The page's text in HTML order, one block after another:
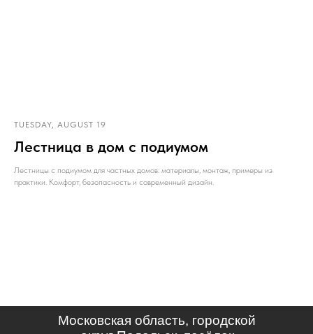
TUESDAY, AUGUST 19
Лестница в дом с подиумом
Лестницы с подиумом для частных домов: материалы, монтаж, примеры из
практики. Комфорт, безопасность и современный дизайн.
Московская область, городской